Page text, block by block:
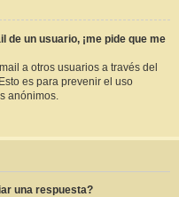
de un usuario, ¡me pide que me
a otros usuarios a través del
es para prevenir el uso
anónimos.
una respuesta?